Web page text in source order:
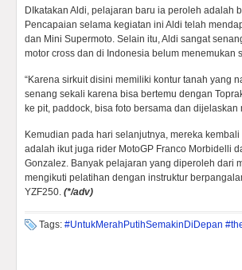
DIkatakan Aldi, pelajaran baru ia peroleh adalah
Pencapaian selama kegiatan ini Aldi telah
dan Mini Supermoto. Selain itu, Aldi sangat
motor cross dan di Indonesia belum menemukan
“Karena sirkuit disini memiliki kontur tanah yang
senang sekali karena bisa bertemu dengan
ke pit, paddock, bisa foto bersama dan
Kemudian pada hari selanjutnya, mereka
adalah ikut juga rider MotoGP Franco Morbidelli
Gonzalez. Banyak pelajaran yang diperoleh dari
mengikuti pelatihan dengan instruktur
YZF250. (*/adv)
Tags: #UntukMerahPutihSemakinDiDepan